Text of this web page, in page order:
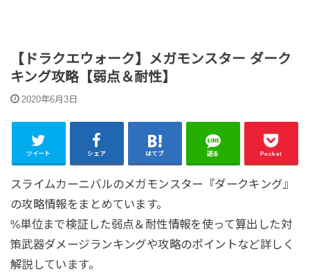
【ドラクエウォーク】メガモンスター ダーク
キング攻略【弱点＆耐性】
2020年6月3日
ツイート シェア はてブ 送る Pocket
スライムカーニバルのメガモンスター『ダークキング』
の攻略情報をまとめています。
%単位まで検証した弱点＆耐性情報を使って算出した対
策武器ダメージランキングや攻略のポイントなど詳しく
解説しています。